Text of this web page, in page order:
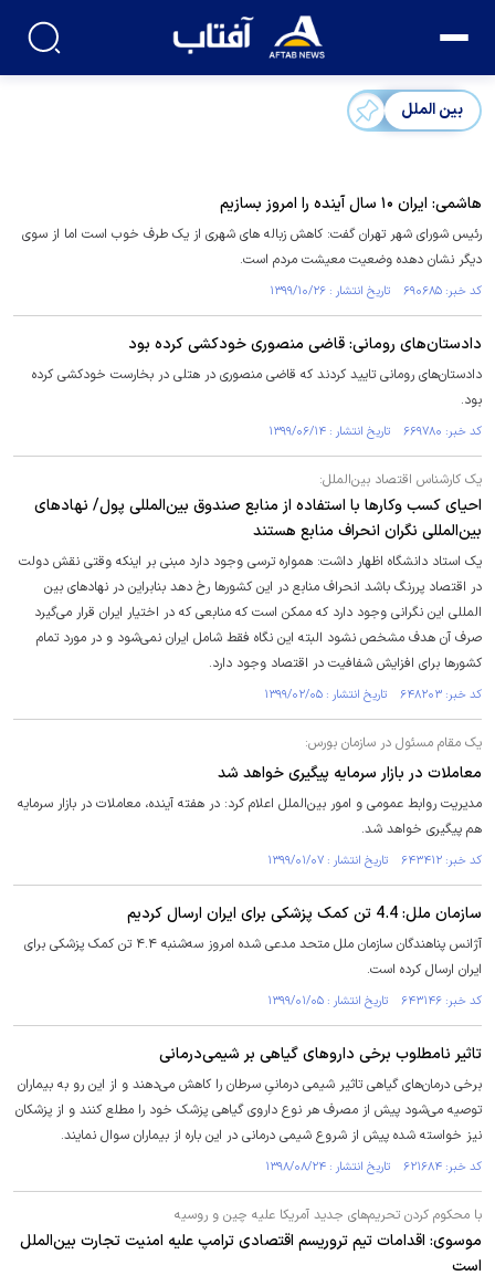
بین الملل
هاشمی: ایران ۱۰ سال آینده را امروز بسازیم
رئیس شورای شهر تهران گفت: کاهش زباله های شهری از یک طرف خوب است اما از سوی
دیگر نشان دهده وضعیت معیشت مردم است.
کد خبر: ۶۹۰۶۸۵ تاریخ انتشار : ۱۳۹۹/۱۰/۲۶
دادستان‌های رومانی: قاضی منصوری خودکشی کرده بود
دادستان‌های رومانی تایید کردند که قاضی منصوری در هتلی در بخارست خودکشی کرده
بود.
کد خبر: ۶۶۹۷۸۰ تاریخ انتشار : ۱۳۹۹/۰۶/۱۴
یک کارشناس اقتصاد بین‌الملل:
احیای کسب وکارها با استفاده از منابع صندوق بین‌المللی پول/ نهادهای
بین‌المللی نگران انحراف منابع هستند
یک استاد دانشگاه اظهار داشت: همواره ترسی وجود دارد مبنی بر اینکه وقتی نقش دولت
در اقتصاد پررنگ باشد انحراف منابع در این کشورها رخ دهد بنابراین در نهادهای بین
المللی این نگرانی وجود دارد که ممکن است که منابعی که در اختیار ایران قرار می‌گیرد
صرف آن هدف مشخص نشود البته این نگاه فقط شامل ایران نمی‌شود و در مورد تمام
کشورها برای افزایش شفافیت در اقتصاد وجود دارد.
کد خبر: ۶۴۸۲۰۳ تاریخ انتشار : ۱۳۹۹/۰۲/۰۵
یک مقام مسئول در سازمان بورس:
معاملات در بازار سرمایه پیگیری خواهد شد
مدیریت روابط عمومی و امور بین‌الملل اعلام کرد: در هفته آینده، معاملات در بازار سرمایه
هم پیگیری خواهد شد.
کد خبر: ۶۴۳۴۱۲ تاریخ انتشار : ۱۳۹۹/۰۱/۰۷
سازمان ملل: 4.4 تن کمک پزشکی برای ایران ارسال کردیم
آژانس پناهندگان سازمان ملل متحد مدعی شده امروز سه‌شنبه ۴.۴ تن کمک پزشکی برای
ایران ارسال کرده است.
کد خبر: ۶۴۳۱۴۶ تاریخ انتشار : ۱۳۹۹/۰۱/۰۵
تاثیر نامطلوب برخی داروهای گیاهی بر شیمی‌درمانی
برخی درمان‌های گیاهی تاثیر شیمی درمانیِ سرطان را کاهش می‌دهند و از این رو به بیماران
توصیه می‌شود پیش از مصرف هر نوع داروی گیاهی پزشک خود را مطلع کنند و از پزشکان
نیز خواسته شده پیش از شروع شیمی درمانی در این باره از بیماران سوال نمایند.
کد خبر: ۶۲۱۶۸۴ تاریخ انتشار : ۱۳۹۸/۰۸/۲۴
با محکوم کردن تحریم‌های جدید آمریکا علیه چین و روسیه
موسوی: اقدامات تیم تروریسم اقتصادی ترامپ علیه امنیت تجارت بین‌الملل
است